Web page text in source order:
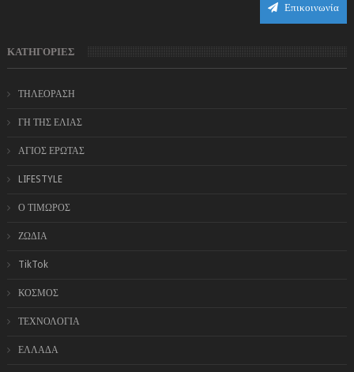
Επικοινωνία
ΚΑΤΗΓΟΡΙΕΣ
ΤΗΛΕΟΡΑΣΗ
ΓΗ ΤΗΣ ΕΛΙΑΣ
ΑΓΙΟΣ ΕΡΩΤΑΣ
LIFESTYLE
Ο ΤΙΜΩΡΟΣ
ΖΩΔΙΑ
TikTok
ΚΟΣΜΟΣ
ΤΕΧΝΟΛΟΓΙΑ
ΕΛΛΑΔΑ